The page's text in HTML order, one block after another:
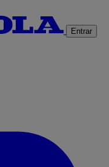
Entrar